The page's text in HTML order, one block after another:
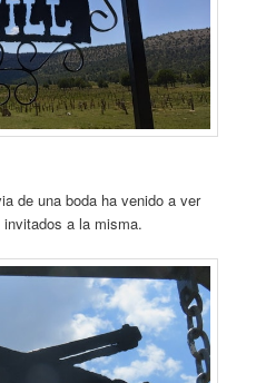
de una boda ha venido a ver
a la misma.